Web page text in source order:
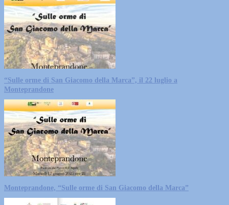
“Sulle orme di San Giacomo della Marca”, il 22 luglio a
Monteprandone
Monteprandone, “Sulle orme di San Giacomo della Marca”